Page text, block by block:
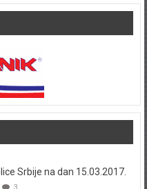
Srbije na dan 15.03.2017.